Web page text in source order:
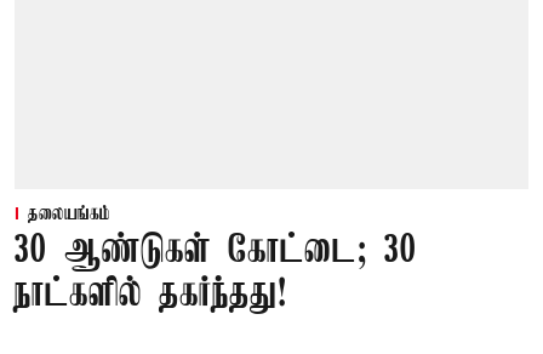
தலையங்கம்
30 ஆண்டுகள் கோட்டை; 30
நாட்களில் தகர்ந்தது!